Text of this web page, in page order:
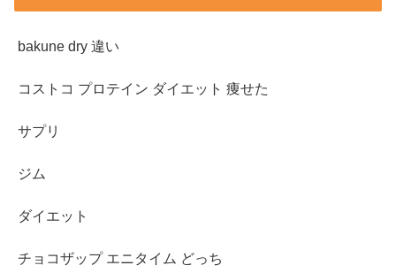
bakune dry 違い
コストコ プロテイン ダイエット 痩せた
サプリ
ジム
ダイエット
チョコザップ エニタイム どっち